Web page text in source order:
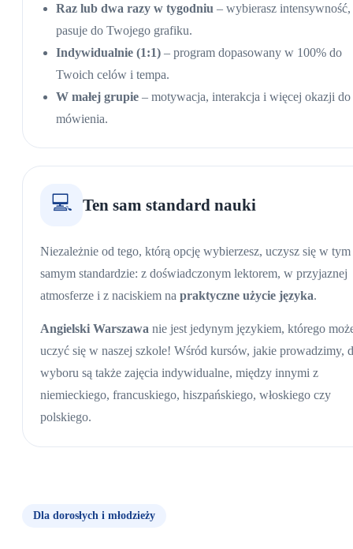
Raz lub dwa razy w tygodniu – wybierasz
pasuje do Twojego grafiku.
Indywidualnie (1:1) – program dopasowany w 100% do
Twoich celów i tempa.
W małej grupie – motywacja, interakcja i więcej okazji do
mówienia.
💻 Ten sam standard nauki
Niezależnie od tego, którą opcję wybierzesz, uczysz się w tym
samym standardzie: z doświadczonym lektorem, w przyjaznej
atmosferze i z naciskiem napraktyczne użycie języka.
Angielski Warszawa nie jest jedynym językiem, którego
uczyć się w naszej szkole! Wśród kursów, jakie prowadzimy,
wyboru są także zajęcia indywidualne, między innymi z
niemieckiego, francuskiego, hiszpańskiego, włoskiego czy
polskiego.
Dla dorosłych i młodzieży